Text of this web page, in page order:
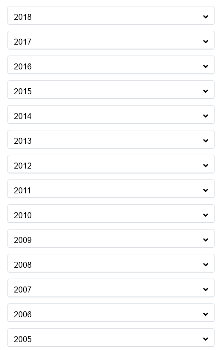
2018
2017
2016
2015
2014
2013
2012
2011
2010
2009
2008
2007
2006
2005